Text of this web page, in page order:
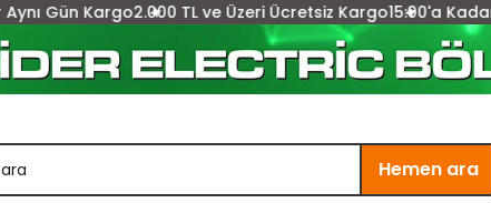
Kargo2.000 TL ve Üzeri Ücretsiz Kargo15:00'a Kadar
Hemen ara